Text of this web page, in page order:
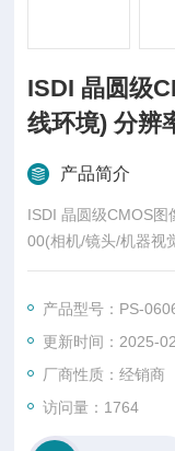
ISDI 晶圆级
线环境) 分辨
器
产品简介
ISDI 晶圆级CMOS
00(相机/镜头/机器视
产品总览
设计和标准产品。
立于2010年，团队由
和经验的半导体设计
产品型号：PS-
更新时间：2025-
厂商性质：经销商
访问量：1764